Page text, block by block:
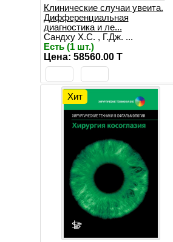
Клинические случаи увеита.
Дифференциальная
диагностика и ле...
Сандху Х.С. , Г.Дж. ...
Есть (1 шт.)
Цена: 58560.00 T
Хит